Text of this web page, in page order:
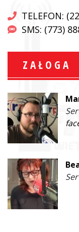
TELEFON:
SMS: (773)
ZAŁOGA